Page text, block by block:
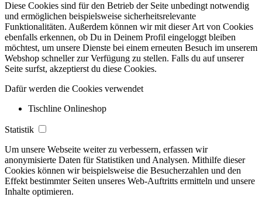
Diese Cookies sind für den Betrieb der Seite unbedingt notwendig
und ermöglichen beispielsweise sicherheitsrelevante
Funktionalitäten. Außerdem können wir mit dieser Art von Cookies
ebenfalls erkennen, ob Du in Deinem Profil eingeloggt bleiben
möchtest, um unsere Dienste bei einem erneuten Besuch im unserem
Webshop schneller zur Verfügung zu stellen. Falls du auf unserer
Seite surfst, akzeptierst du diese Cookies.
Dafür werden die Cookies verwendet
Tischline Onlineshop
Statistik
Um unsere Webseite weiter zu verbessern, erfassen wir
anonymisierte Daten für Statistiken und Analysen. Mithilfe dieser
Cookies können wir beispielsweise die Besucherzahlen und den
Effekt bestimmter Seiten unseres Web-Auftritts ermitteln und unsere
Inhalte optimieren.